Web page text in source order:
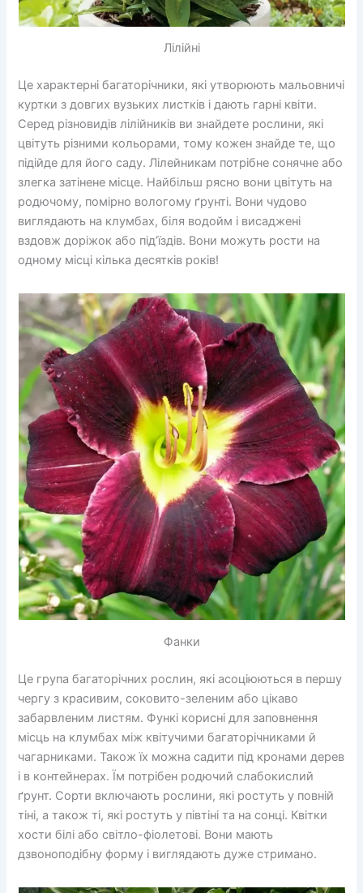
Лілійні
Це характерні багаторічники, які утворюють мальовничі
куртки з довгих вузьких листків і дають гарні квіти.
Серед різновидів лілійників ви знайдете рослини, які
цвітуть різними кольорами, тому кожен знайде те, що
підійде для його саду. Лілейникам потрібне сонячне або
злегка затінене місце. Найбільш рясно вони цвітуть на
родючому, помірно вологому ґрунті. Вони чудово
виглядають на клумбах, біля водойм і висаджені
вздовж доріжок або під’їздів. Вони можуть рости на
одному місці кілька десятків років!
Фанки
Це група багаторічних рослин, які асоціюються в першу
чергу з красивим, соковито-зеленим або цікаво
забарвленим листям. Функі корисні для заповнення
місць на клумбах між квітучими багаторічниками й
чагарниками. Також їх можна садити під кронами дерев
і в контейнерах. Їм потрібен родючий слабокислий
ґрунт. Сорти включають рослини, які ростуть у повній
тіні, а також ті, які ростуть у півтіні та на сонці. Квітки
хости білі або світло-фіолетові. Вони мають
дзвоноподібну форму і виглядають дуже стримано.